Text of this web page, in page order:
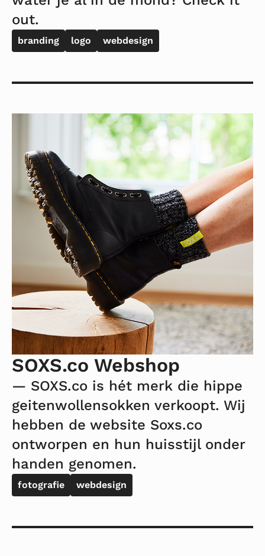
out.
branding logo webdesign
over
SOXS.co
Webshop
SOXS.co Webshop
— SOXS.co is hét merk die hippe
geitenwollensokken verkoopt. Wij
hebben de website Soxs.co
ontworpen en hun huisstijl onder
handen genomen.
fotografie webdesign